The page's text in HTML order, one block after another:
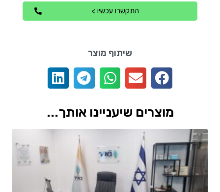
התקשרו עכשיו >
שיתוף מוצר
מוצרים שיעניינו אותך...